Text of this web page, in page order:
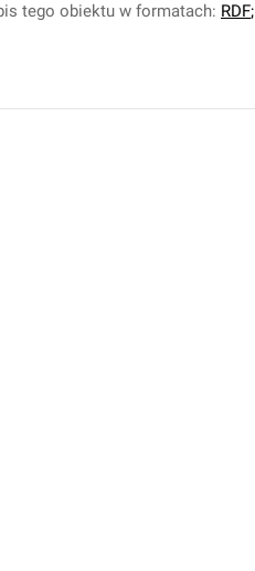
tego obiektu w formatach: RDF;